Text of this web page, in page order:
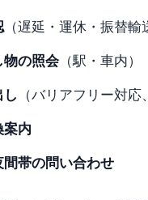
（遅延・運休・振替輸
物の照会 （駅・車内）
（バリアフリー対応
案内
帯の問い合わせ